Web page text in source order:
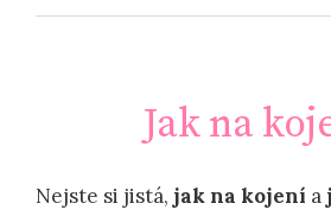
Jak na
Nejste si jistá, jak na kojení a